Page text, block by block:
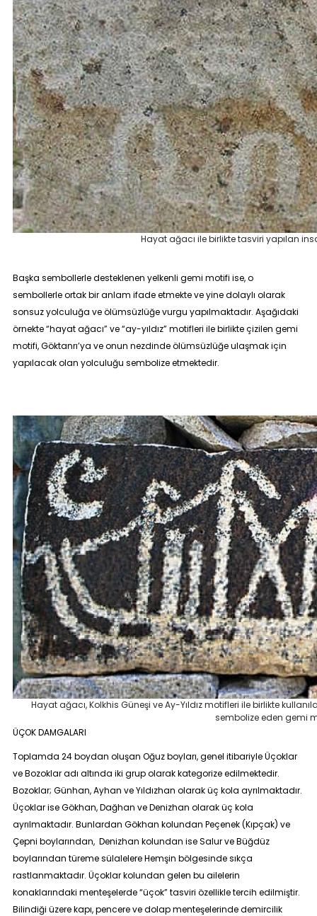
Hayat ağacı ile birlikte tasviri yapılan
Başka sembollerle desteklenen yelkenli gemi motifi ise, o
sembollerle ortak bir anlam ifade etmekte ve yine dolaylı olarak
sonsuz yolculuğa ve ölümsüzlüğe vurgu yapılmaktadır. Aşağıdaki
örnekte “hayat ağacı” ve “ay-yıldız” motifleri ile birlikte çizilen gemi
motifi, Göktanrı’ya ve onun nezdinde ölümsüzlüğe ulaşmak için
yapılacak olan yolculuğu sembolize etmektedir.
Hayat ağacı, Kolkhis Güneşi ve Ay-Yıldız motifleri ile birlikte
sembolize eden gemi
ÜÇOK DAMGALARI
Toplamda 24 boydan oluşan Oğuz boyları, genel itibariyle Üçoklar
ve Bozoklar adı altında iki grup olarak kategorize edilmektedir.
Bozoklar; Günhan, Ayhan ve Yıldızhan olarak üç kola ayrılmaktadır.
Üçoklar ise Gökhan, Dağhan ve Denizhan olarak üç kola
ayrılmaktadır. Bunlardan Gökhan kolundan Peçenek (Kıpçak) ve
Çepni boylarından, Denizhan kolundan ise Salur ve Büğdüz
boylarından türeme sülalelere Hemşin bölgesinde sıkça
rastlanmaktadır. Üçoklar kolundan gelen bu ailelerin
konaklarındaki menteşelerde “üçok” tasviri özellikle tercih edilmiştir.
Bilindiği üzere kapı, pencere ve dolap menteşelerinde demircilik